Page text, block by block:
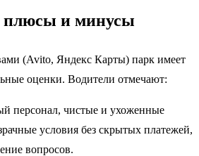
и минусы
(Avito, Яндекс Карты) парк имеет
оценки. Водители отмечают:
персонал, чистые и ухоженные
условия без скрытых платежей,
вопросов.